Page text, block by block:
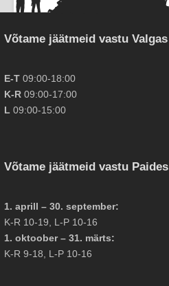
Võtame jäätmeid vastu Valgas
E-T09:00-18:00
K-R09:00-17:00
L 09:00-15:00
Võtame jäätmeid vastu Paides
1. aprill – 30. september:
K-R 10-19, L-P 10-16
1. oktoober – 31. märts:
K-R 9-18, L-P 10-16